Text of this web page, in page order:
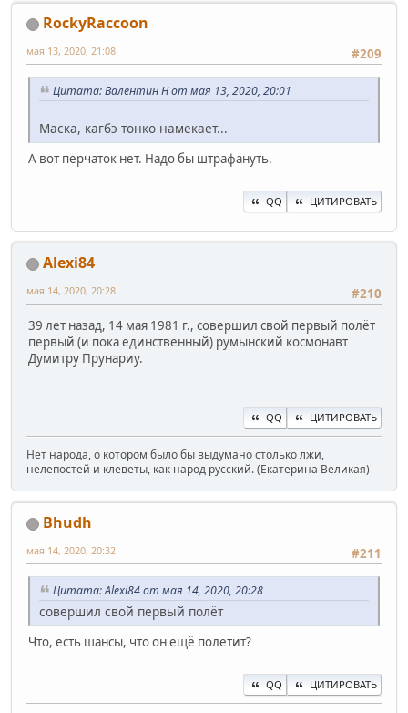
RockyRaccoon
#209
мая 13, 2020, 21:08
Цитата: Валентин Н от мая 13, 2020, 20:01
Маска, кагбэ тонко намекает...
А вот перчаток нет. Надо бы штрафануть.
QQ ЦИТИРОВАТЬ
Alexi84
#210
мая 14, 2020, 20:28
39 лет назад, 14 мая 1981 г., совершил свой первый полёт
первый (и пока единственный) румынский космонавт
Думитру Прунариу.
QQ ЦИТИРОВАТЬ
Нет народа, о котором было бы выдумано столько лжи,
нелепостей и клеветы, как народ русский. (Екатерина Великая)
Bhudh
#211
мая 14, 2020, 20:32
Цитата: Alexi84 от мая 14, 2020, 20:28
совершил свой первый полёт
Что, есть шансы, что он ещё полетит?
QQ ЦИТИРОВАТЬ